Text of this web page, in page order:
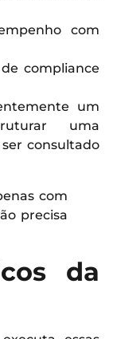
com
compliance
um
uma
consultado
com
precisa
da